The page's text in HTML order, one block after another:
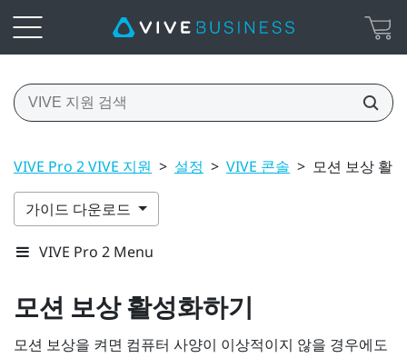
VIVE Pro 2 VIVE 지원 > 설정 > VIVE 콘솔 > 모션 보상 활
가이드 다운로드
VIVE Pro 2 Menu
모션 보상 활성화하기
모션 보상을 켜면 컴퓨터 사양이 이상적이지 않을 경우에도